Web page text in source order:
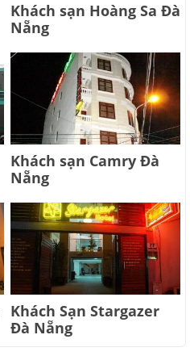
Khách sạn Hoàng Sa Đà
Nẵng
Khách sạn Camry Đà
Nẵng
Khách Sạn Stargazer
Đà Nẵng